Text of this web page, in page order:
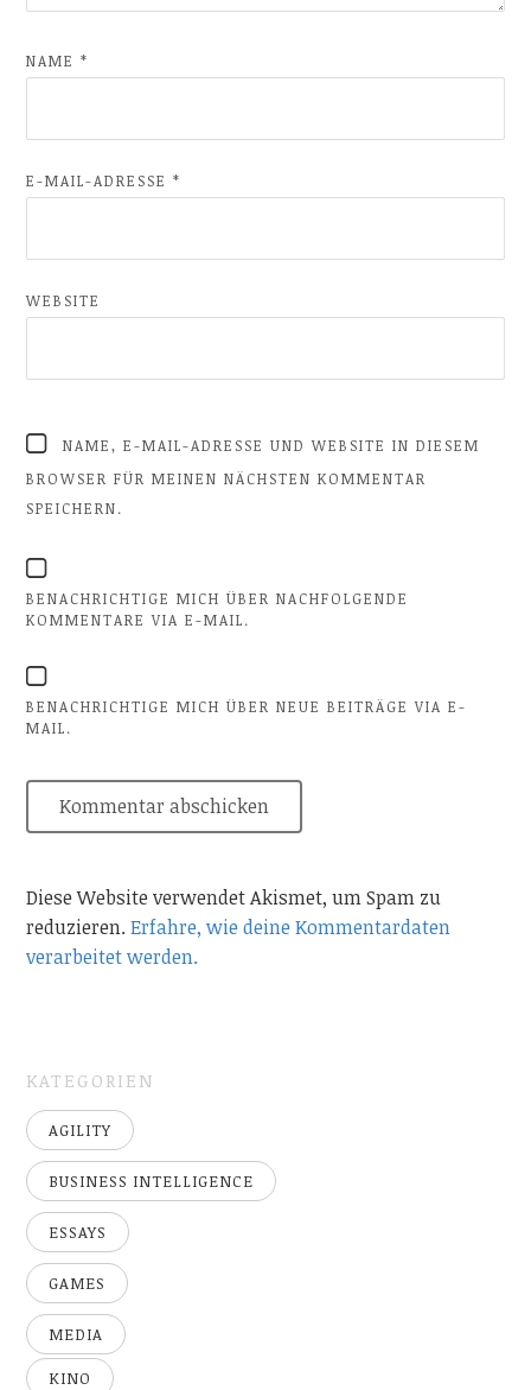
NAME*
E-MAIL-ADRESSE*
WEBSITE
NAME, E-MAIL-ADRESSE UND WEBSITE IN DIESEM
BROWSER FÜR MEINEN NÄCHSTEN KOMMENTAR
SPEICHERN.
BENACHRICHTIGE MICH ÜBER NACHFOLGENDE
KOMMENTARE VIA E-MAIL.
BENACHRICHTIGE MICH ÜBER NEUE BEITRÄGE VIA E-
MAIL.
Diese Website verwendet Akismet, um Spam zu
reduzieren.Erfahre, wie deine Kommentardaten
verarbeitet werden.
KATEGORIEN
AGILITY
BUSINESS INTELLIGENCE
ESSAYS
GAMES
MEDIA
KINO